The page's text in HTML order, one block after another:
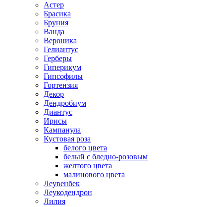
Астер
Брасика
Бруния
Ванда
Вероника
Гелиантус
Герберы
Гиперикум
Гипсофилы
Гортензия
Декор
Дендробиум
Диантус
Ирисы
Кампанула
Кустовая роза
белого цвета
белый с бледно-розовым
желтого цвета
малинового цвета
Леувенбек
Леукодендрон
Лилия